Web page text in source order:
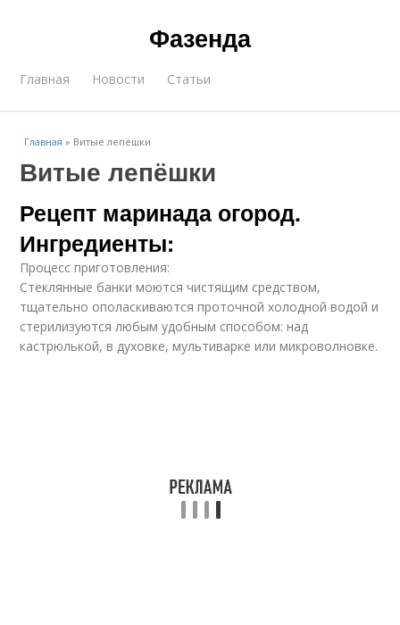
Фазенда
Главная Новости Статьи
Главная » Витые лепёшки
Витые лепёшки
Рецепт маринада огород.
Ингредиенты:
Процесс приготовления:
Стеклянные банки моются чистящим средством,
тщательно ополаскиваются проточной холодной водой и
стерилизуются любым удобным способом: над
кастрюлькой, в духовке, мультиварке или микроволновке.